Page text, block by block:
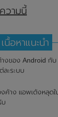
วามนี้
เนื้อหาแนะนำ
งของ Android กั
ละระบบ
ค้าง แอพเด้งหลุดใ
บ